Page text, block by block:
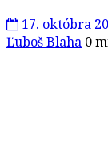
17. októbra
Ľuboš Blaha 0